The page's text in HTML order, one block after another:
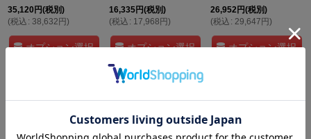
35,120円(税別)
(税込 : 38,632円)
オプション選択
16,335円(税別)
(税込 : 17,968円)
オプション選択
26,952円(税別)
(税込 : 29,647円)
オプション選択